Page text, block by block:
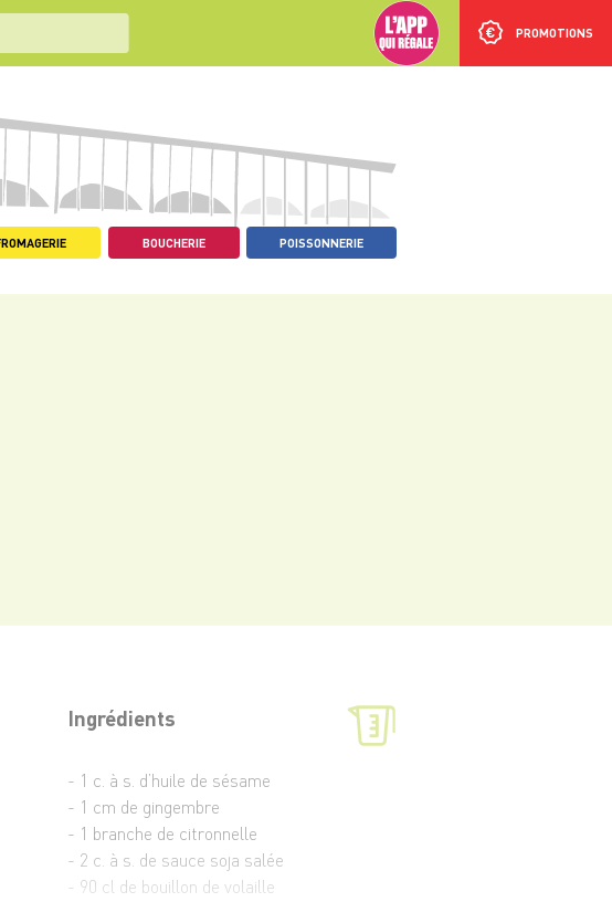
PROMOTIONS
BOUCHERIE POISSONNERIE
Ingrédients
- 1 c. à s. d’huile de sésame
- 1 cm de gingembre
- 1 branche de citronnelle
- 2 c. à s. de sauce soja salée
- 90 cl de bouillon de volaille